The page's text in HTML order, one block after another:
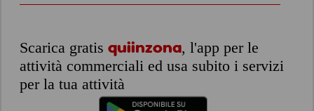
Scarica gratisquiinzona, l'app per le
attività commerciali ed usa subito i servizi
per la tua attività